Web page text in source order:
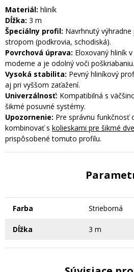
Materiál: hliník
Dĺžka: 3 m
Špeciálny profil: Navrhnutý
stropom (podkrovia, schodiská).
Povrchová úprava: Eloxovaný hliník
moderne a je odolný voči poškriabaniu.
Vysoká stabilita: Pevný hliníkový
aj pri vyššom zaťažení.
Univerzálnosť: Kompatibilná s
šikmé posuvné systémy.
Upozornenie: Pre správnu
kombinovať s kolieskami pre šikmé
prispôsobené tomuto profilu.
Farba Strieborná
Dĺžka 3 m